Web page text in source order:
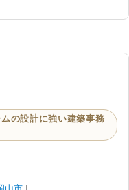
の設計に強い建築事務